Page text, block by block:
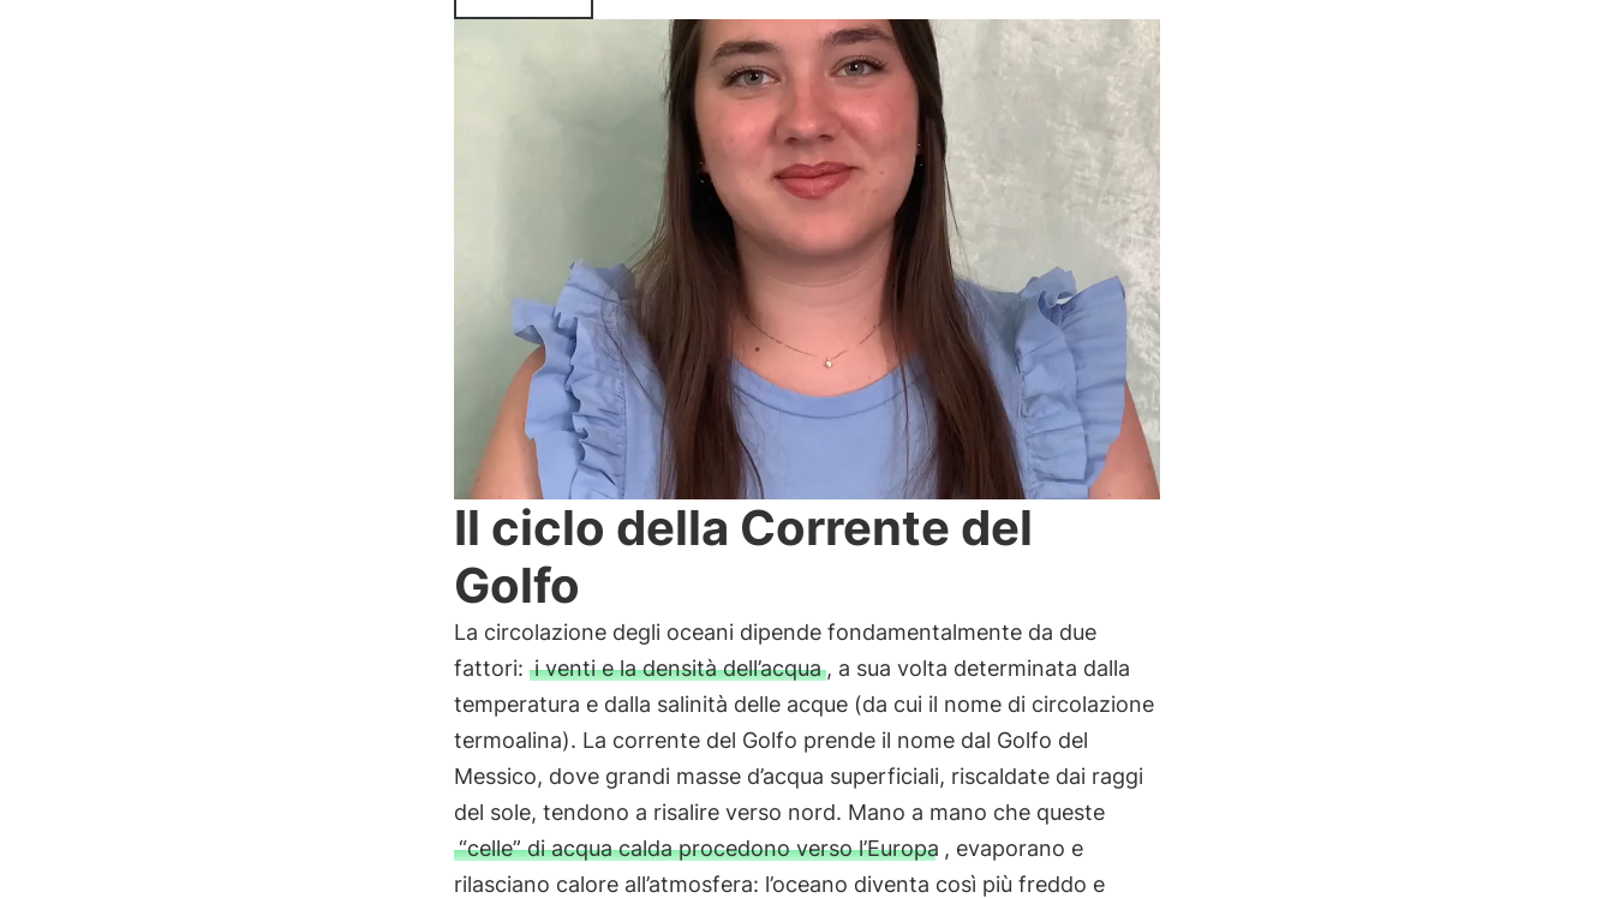
Il ciclo della Corrente del
Golfo
La circolazione degli oceani dipende fondamentalmente da due
fattori: i venti e la densità dell’acqua, a sua volta determinata dalla
temperatura e dalla salinità delle acque (da cui il nome di circolazione
termoalina). La corrente del Golfo prende il nome dal Golfo del
Messico, dove grandi masse d’acqua superficiali, riscaldate dai raggi
del sole, tendono a risalire verso nord. Mano a mano che queste
“celle” di acqua calda procedono verso l’Europa , evaporano e
rilasciano calore all’atmosfera: l’oceano diventa così più freddo e